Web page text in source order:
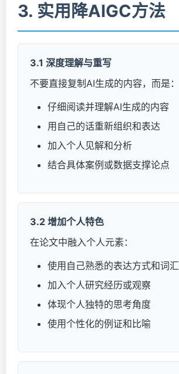
3. 实用降AIGC方法
3.1 深度理解与重写
不要直接复制AI生成的内容，而是：
仔细阅读并理解AI生成的内容
用自己的话重新组织和表达
加入个人见解和分析
结合具体案例或数据支撑论点
3.2 增加个人特色
在论文中融入个人元素：
使用自己熟悉的表达方式和词汇
加入个人研究经历或观察
体现个人独特的思考角度
使用个性化的例证和比喻